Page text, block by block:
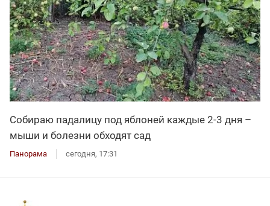
Собираю падалицу под яблоней каждые 2-3 дня –
мыши и болезни обходят сад
Панорама сегодня, 17:31